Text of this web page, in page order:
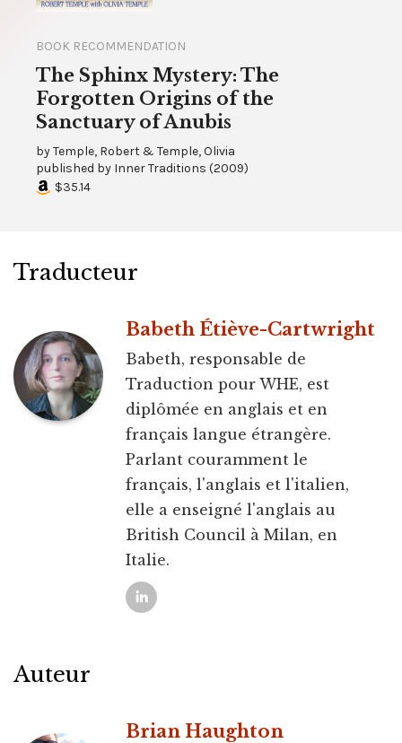
BOOK RECOMMENDATION
The Sphinx Mystery: The
Forgotten Origins of the
Sanctuary of Anubis
byTemple, Robert & Temple, Olivia
published by Inner Traditions (2009)
$35.14
Traducteur
Babeth Étiève-Cartwright
Babeth, responsable de
Traduction pour WHE, est
diplômée en anglais et en
français langue étrangère.
Parlant couramment le
français, l'anglais et l'italien,
elle a enseigné l'anglais au
British Council à Milan, en
Italie.
Auteur
Brian Haughton